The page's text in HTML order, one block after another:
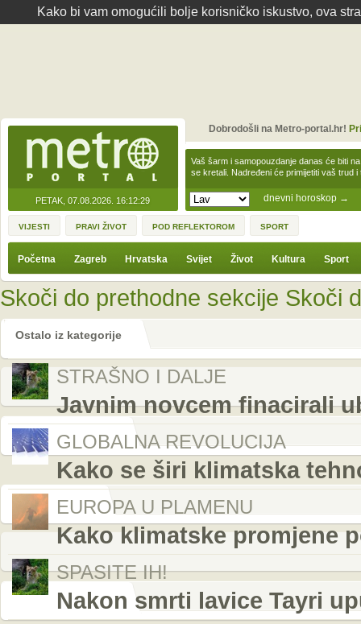
Kako bi vam omogućili bolje korisničko iskustvo, ova
PETAK, 07.08.2026. 16:12:29 dnevni horoskop →
Vaš šarm i samopouzdanje danas će biti
se kretali. Nadređeni će primijetiti vaš trud
Dobrodošli na Metro-portal.hr!
VIJESTI PRAVI ŽIVOT POD REFLEKTOROM SPORT
Početna Zagreb Hrvatska Svijet Život Kultura Sport
Skoči do prethodne sekcije Skoči
Ostalo iz kategorije
STRAŠNO I DALJE
Javnim novcem finacirali
GLOBALNA REVOLUCIJA
Kako se širi klimatska
EUROPA U PLAMENU
Kako klimatske promjene
SPASITE IH!
Nakon smrti lavice Tayri